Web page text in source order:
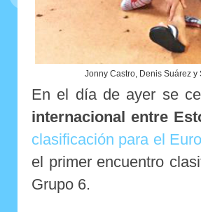
Jonny Castro, Denis Suárez
En el día de ayer se
internacional entre
clasificación para el
el primer encuentro
Grupo 6.